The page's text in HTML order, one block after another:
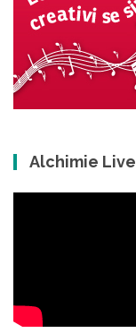
Alchimie Live